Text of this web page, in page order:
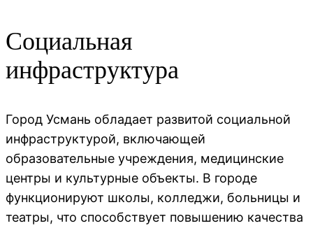
Социальная
инфраструктура
Город Усмань обладает развитой социальной
инфраструктурой, включающей
образовательные учреждения, медицинские
центры и культурные объекты. В городе
функционируют школы, колледжи, больницы и
театры, что способствует повышению качества